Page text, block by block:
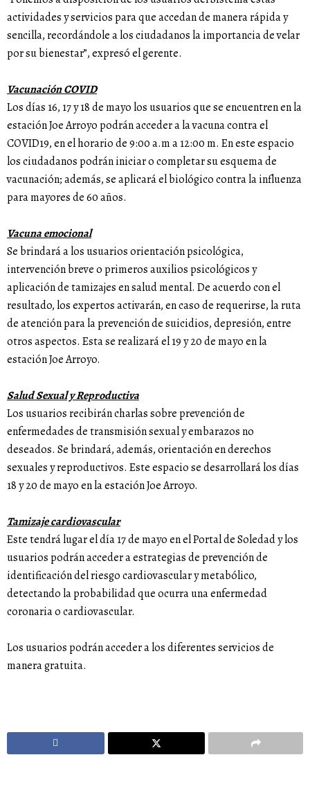
actividades y servicios para que accedan de manera rápida y
sencilla, recordándole a los ciudadanos la importancia de velar
por su bienestar”, expresó el gerente.
Vacunación COVID
Los días 16, 17 y 18 de mayo los usuarios que se encuentren en la
estación Joe Arroyo podrán acceder a la vacuna contra el
COVID19, en el horario de 9:00 a.m a 12:00 m. En este espacio
los ciudadanos podrán iniciar o completar su esquema de
vacunación; además, se aplicará el biológico contra la influenza
para mayores de 60 años.
Vacuna emocional
Se brindará a los usuarios orientación psicológica,
intervención breve o primeros auxilios psicológicos y
aplicación de tamizajes en salud mental. De acuerdo con el
resultado, los expertos activarán, en caso de requerirse, la ruta
de atención para la prevención de suicidios, depresión, entre
otros aspectos. Esta se realizará el 19 y 20 de mayo en la
estación Joe Arroyo.
Salud Sexual y Reproductiva
Los usuarios recibirán charlas sobre prevención de
enfermedades de transmisión sexual y embarazos no
deseados. Se brindará, además, orientación en derechos
sexuales y reproductivos. Este espacio se desarrollará los días
18 y 20 de mayo en la estación Joe Arroyo.
Tamizaje cardiovascular
Este tendrá lugar el día 17 de mayo en el Portal de Soledad y los
usuarios podrán acceder a estrategias de prevención de
identificación del riesgo cardiovascular y metabólico,
detectando la probabilidad que ocurra una enfermedad
coronaria o cardiovascular.
Los usuarios podrán acceder a los diferentes servicios de
manera gratuita.